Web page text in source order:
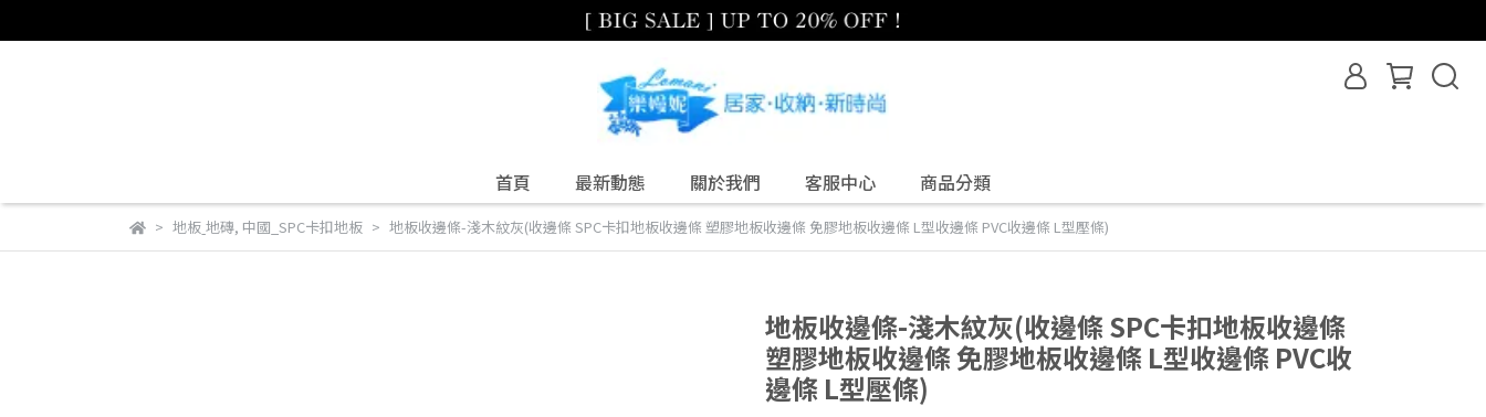
首頁 最新動態 關於我們 客服中心 商品分類
地板ˍ地磚, 中國_SPC卡扣地板 地板收邊條-淺木紋灰(收邊條 SPC卡扣地板收邊條 塑膠地板收邊條 免膠地板收邊條 L型收邊條 PVC收邊條 L型壓條)
地板收邊條-淺木紋灰(收邊條 SPC卡扣地板收邊條
塑膠地板收邊條 免膠地板收邊條 L型收邊條 PVC收
邊條 L型壓條)